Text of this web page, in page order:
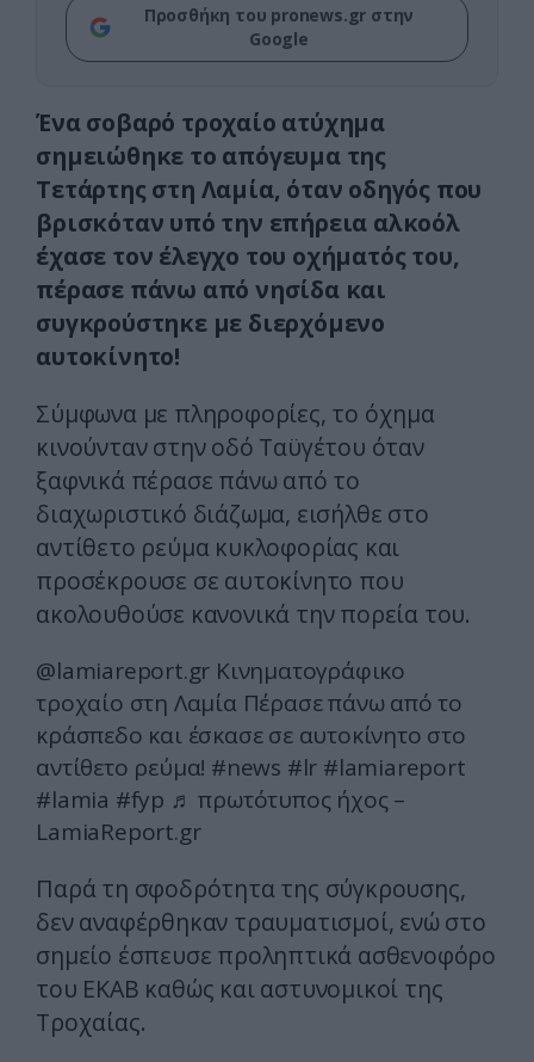
Προσθήκη του pronews.gr στην
Google
Ένα σοβαρό τροχαίο ατύχημα
σημειώθηκε το απόγευμα της
Τετάρτης στη Λαμία, όταν οδηγός που
βρισκόταν υπό την επήρεια αλκοόλ
έχασε τον έλεγχο του οχήματός του,
πέρασε πάνω από νησίδα και
συγκρούστηκε με διερχόμενο
αυτοκίνητο!
Σύμφωνα με πληροφορίες, το όχημα
κινούνταν στην οδό Ταϋγέτου όταν
ξαφνικά πέρασε πάνω από το
διαχωριστικό διάζωμα, εισήλθε στο
αντίθετο ρεύμα κυκλοφορίας και
προσέκρουσε σε αυτοκίνητο που
ακολουθούσε κανονικά την πορεία του.
@lamiareport.gr Κινηματογράφικο
τροχαίο στη Λαμία Πέρασε πάνω από το
κράσπεδο και έσκασε σε αυτοκίνητο στο
αντίθετο ρεύμα! #news #lr #lamiareport
#lamia #fyp ♬ πρωτότυπος ήχος –
LamiaReport.gr
Παρά τη σφοδρότητα της σύγκρουσης,
δεν αναφέρθηκαν τραυματισμοί, ενώ στο
σημείο έσπευσε προληπτικά ασθενοφόρο
του ΕΚΑΒ καθώς και αστυνομικοί της
Τροχαίας.